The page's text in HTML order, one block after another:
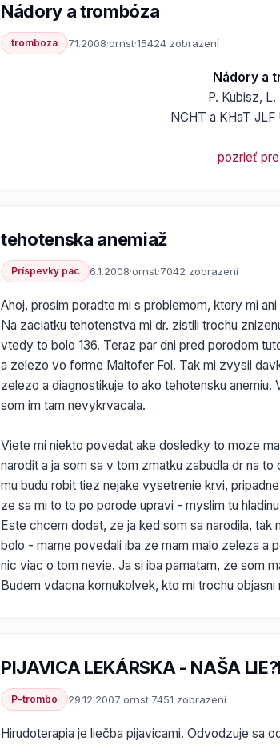
Nádory a trombóza
tromboza 7.1.2008·ornst·15424 zobrazení
Nádory a
P. Kubisz,
NCHT a KHaT JLF
pozrieť
tehotenska anemiaž
Príspevky pac 6.1.2008·ornst·7042 zobrazení
Ahoj, prosim poradte mi s problemom, ktory mi
Na zaciatku tehotenstva mi dr. zistili trochu
vtedy to bolo 136. Teraz par dni pred porodom
a zelezo vo forme Maltofer Fol. Tak mi zvysil
zelezo a diagnostikuje to ako tehotensku
som im tam nevykrvacala.
Viete mi niekto povedat ake dosledky to moze
narodit a ja som sa v tom zmatku zabudla dr na
mu budu robit tiez nejake vysetrenie krvi,
ze sa mi to to po porode upravi - myslim tu
Este chcem dodat, ze ja ked som sa narodila,
bolo - mame povedali iba ze mam malo zeleza a
nic viac o tom nevie. Ja si iba pamatam, ze som
Budem vdacna komukolvek, kto mi trochu objasni
PIJAVICA LEKÁRSKA - NAŠA
P-trombo 29.12.2007·ornst·7451 zobrazení
Hirudoterapia je liečba pijavicami. Odvodzuje sa